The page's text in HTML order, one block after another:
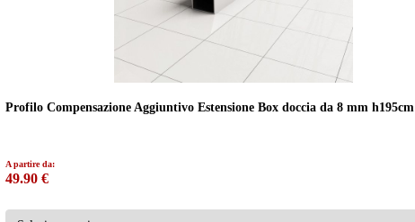
Profilo Compensazione Aggiuntivo Estensione Box doccia da 8 mm h195cm
A partire da:
49.90 €